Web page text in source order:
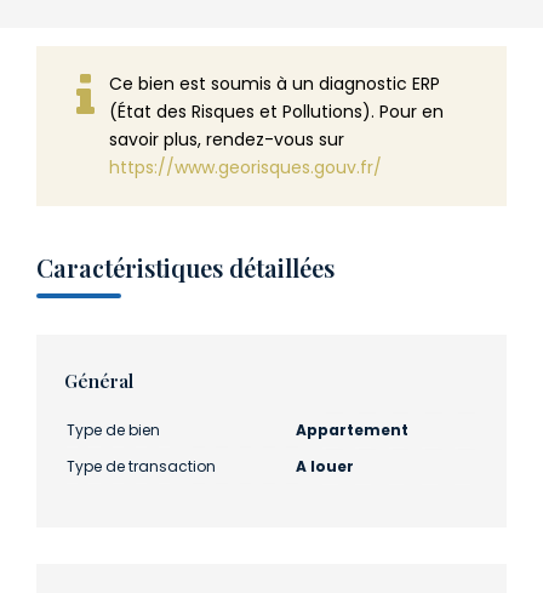
Ce bien est soumis à un diagnostic ERP
(État des Risques et Pollutions). Pour en
savoir plus, rendez-vous sur
https://www.georisques.gouv.fr/
Caractéristiques détaillées
Général
Type de bien
Appartement
Type de transaction
A louer